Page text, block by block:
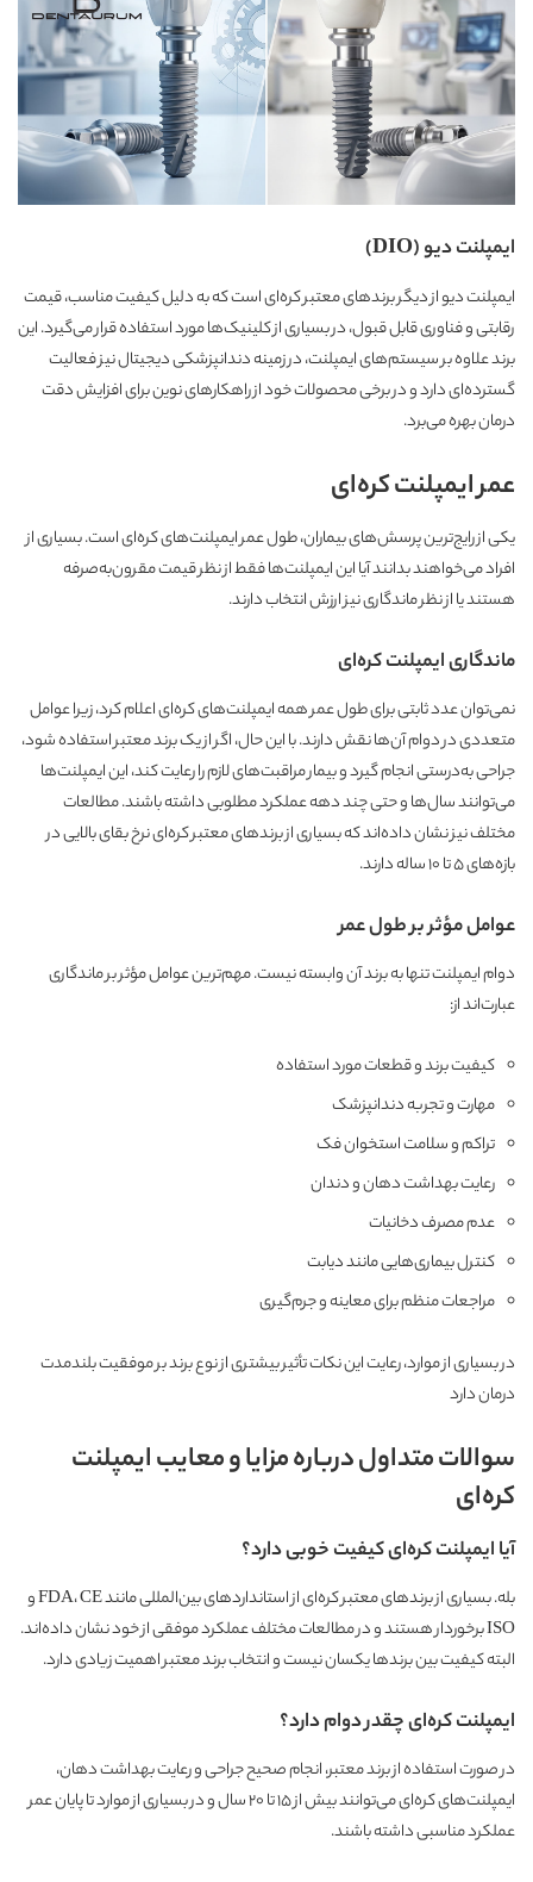
ایمپلنت دیو (DIO)
ایمپلنت دیواز دیگر برندهای معتبر کره‌ای است که به دلیل کیفیت مناسب، قیمت
رقابتی و فناوری قابل قبول، در بسیاری از کلینیک‌ها مورد استفاده قرار می‌گیرد. این
برند علاوه بر سیستم‌های ایمپلنت، در زمینه دندانپزشکی دیجیتال نیز فعالیت
گسترده‌ای دارد و در برخی محصولات خود از راهکارهای نوین برای افزایش دقت
درمان بهره می‌برد.
عمر ایمپلنت کره‌ای
یکی از رایج‌ترین پرسش‌های بیماران، طول عمر ایمپلنت‌های کره‌ای است. بسیاری از
افراد می‌خواهند بدانند آیا این ایمپلنت‌ها فقط از نظر قیمت مقرون‌به‌صرفه
هستند یا از نظر ماندگاری نیز ارزش انتخاب دارند.
ماندگاری ایمپلنت کره‌ای
نمی‌توان عدد ثابتی برای طول عمر همه ایمپلنت‌های کره‌ای اعلام کرد، زیرا عوامل
متعددی در دوام آن‌ها نقش دارند. با این حال، اگر از یک برند معتبر استفاده شود،
جراحی به‌درستی انجام گیرد و بیمار مراقبت‌های لازم را رعایت کند، این ایمپلنت‌ها
می‌توانند سال‌ها و حتی چند دهه عملکرد مطلوبی داشته باشند. مطالعات
مختلف نیز نشان داده‌اند که بسیاری از برندهای معتبر کره‌ای نرخ بقای بالایی در
بازه‌های ۵ تا ۱۰ ساله دارند.
عوامل مؤثر بر طول عمر
دوام ایمپلنت تنها به برند آن وابسته نیست. مهم‌ترین عوامل مؤثر بر ماندگاری
عبارت‌اند از:
کیفیت برند و قطعات مورد استفاده
مهارت و تجربه دندانپزشک
تراکم و سلامت استخوان فک
رعایت بهداشت دهان و دندان
عدم مصرف دخانیات
کنترل بیماری‌هایی مانند دیابت
مراجعات منظم برای معاینه و جرم‌گیری
در بسیاری از موارد، رعایت این نکات تأثیر بیشتری از نوع برند بر موفقیت بلندمدت
درمان دارد
سوالات متداول درباره مزایا و معایب ایمپلنت
کره‌ای
آیا ایمپلنت کره‌ای کیفیت خوبی دارد؟
بله. بسیاری از برندهای معتبر کره‌ای از استانداردهای بین‌المللی مانند FDA، CE و
ISO برخوردار هستند و در مطالعات مختلف عملکرد موفقی از خود نشان داده‌اند.
البته کیفیت بین برندها یکسان نیست و انتخاب برند معتبر اهمیت زیادی دارد.
ایمپلنت کره‌ای چقدر دوام دارد؟
در صورت استفاده از برند معتبر، انجام صحیح جراحی و رعایت بهداشت دهان،
ایمپلنت‌های کره‌ای می‌توانند بیش از ۱۵ تا ۲۰ سال و در بسیاری از موارد تا پایان عمر
عملکرد مناسبی داشته باشند.